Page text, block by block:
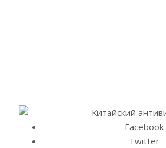
Facebook
Twitter